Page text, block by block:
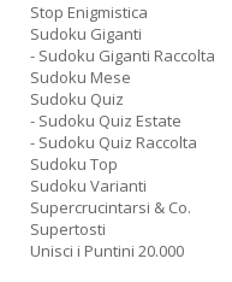
Stop Enigmistica
Sudoku Giganti
- Sudoku Giganti Raccolta
Sudoku Mese
Sudoku Quiz
- Sudoku Quiz Estate
- Sudoku Quiz Raccolta
Sudoku Top
Sudoku Varianti
Supercrucintarsi & Co.
Supertosti
Unisci i Puntini 20.000